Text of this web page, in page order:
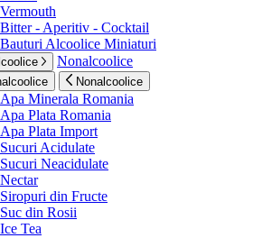
Vermouth
Bitter - Aperitiv - Cocktail
Bauturi Alcoolice Miniaturi
Nonalcoolice
Nonalcoolice
Apa Minerala Romania
Apa Plata Romania
Apa Plata Import
Sucuri Acidulate
Sucuri Neacidulate
Nectar
Siropuri din Fructe
Suc din Rosii
Ice Tea